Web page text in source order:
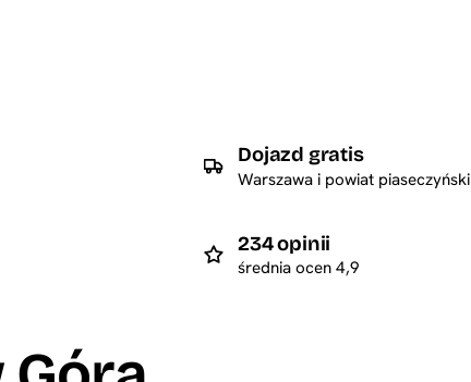
Dojazd gratis
Warszawa i powiat piaseczyński
234 opinii
średnia ocen 4,9